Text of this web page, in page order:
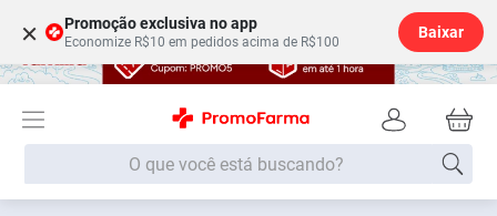
× Promoção exclusiva no app
Economize R$10 em pedidos acima de R$100
Baixar
O que você está buscando?